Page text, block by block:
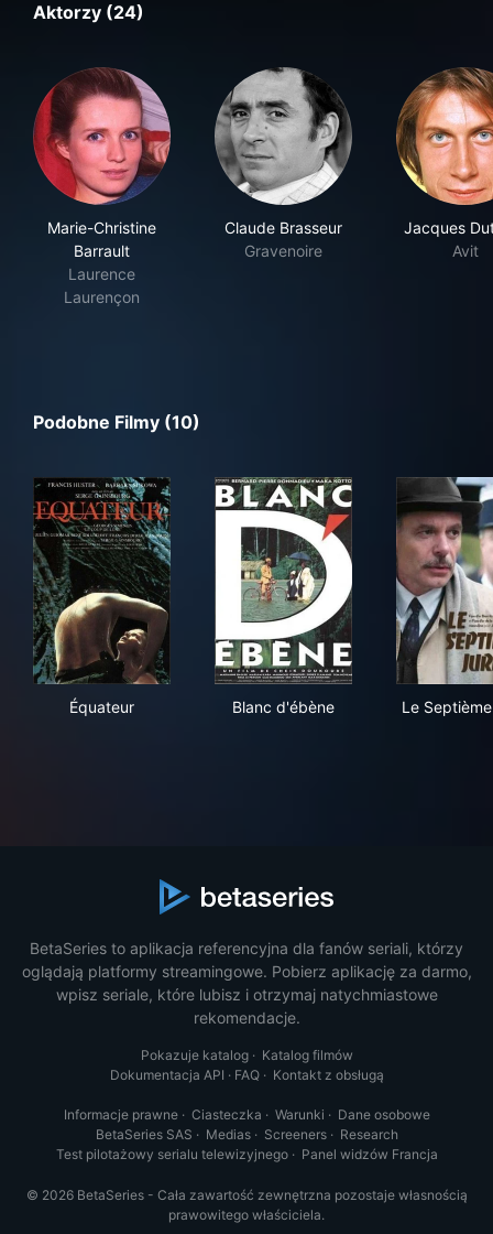
Aktorzy (24)
Marie-Christine
Barrault
Laurence
Laurençon
Claude Brasseur
Gravenoire
Jacques
Avit
Podobne Filmy (10)
Équateur Blanc d'ébène Le
BetaSeries to aplikacja referencyjna dla fanów seriali, którzy
oglądają platformy streamingowe. Pobierz aplikację za darmo,
wpisz seriale, które lubisz i otrzymaj natychmiastowe
rekomendacje.
Pokazuje katalog· Katalog filmów
Dokumentacja API · FAQ· Kontakt z obsługą
Informacje prawne· Ciasteczka · Warunki · Dane osobowe
BetaSeries SAS · Medias· Screeners· Research
Test pilotażowy serialu telewizyjnego· Panel widzów Francja
© 2026 BetaSeries - Cała zawartość zewnętrzna pozostaje własnością
prawowitego właściciela.